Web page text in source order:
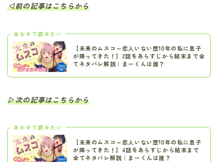
◁前の記事はこちらから
あわせて読みたい
【未来のムスコ～恋人いない歴10年の私に息子
が降ってきた！】2話をあらすじから結末まで全
てネタバレ解説｜まーくんは誰？
▷次の記事はこちらから
あわせて読みたい
【未来のムスコ～恋人いない歴10年の私に息子
が降ってきた！】4話をあらすじから結末まで
全てネタバレ解説｜まーくんは誰？